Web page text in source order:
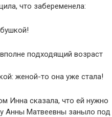
что забеременела:
подходящий возраст
женой-то она уже стала!
Инна сказала, что ей нужно
Анны Матвеевны заныло под